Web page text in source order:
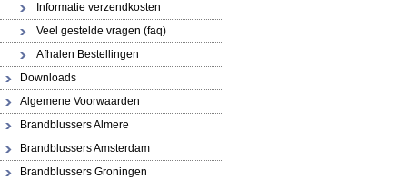
Informatie verzendkosten
Veel gestelde vragen (faq)
Afhalen Bestellingen
Downloads
Algemene Voorwaarden
Brandblussers Almere
Brandblussers Amsterdam
Brandblussers Groningen